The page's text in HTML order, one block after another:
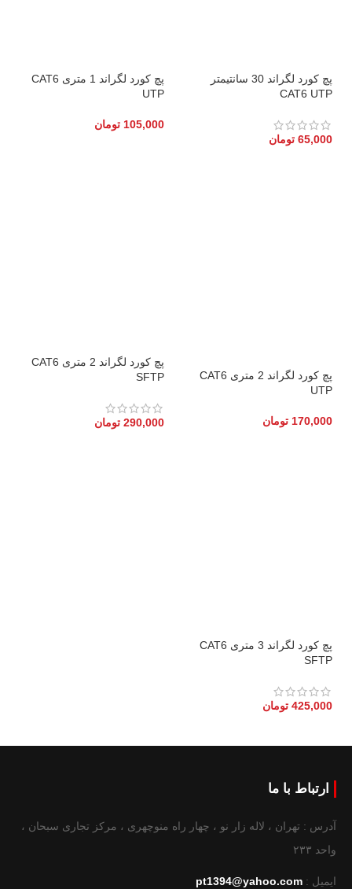
پچ کورد لگراند 30 سانتیمتر
CAT6 UTP
65,000 تومان
پچ کورد لگراند 1 متری CAT6
UTP
105,000 تومان
پچ کورد لگراند 2 متری CAT6
UTP
170,000 تومان
پچ کورد لگراند 2 متری CAT6
SFTP
290,000 تومان
پچ کورد لگراند 3 متری CAT6
SFTP
425,000 تومان
ارتباط با ما
آدرس : تهران ، لاله زار نو ، چهار راه منوچهری ، مرکز تجاری سبحان ،
واحد ۲۳۳
ایمیل : pt1394@yahoo.com